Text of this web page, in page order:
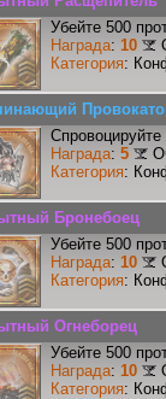
Убейте 500
Награда: 10
Категория:
Награда: 5
Категория:
Бронебоец
Убейте 500
Награда: 10
Категория:
Огнеборец
Убейте 500
Награда: 10
Категория: